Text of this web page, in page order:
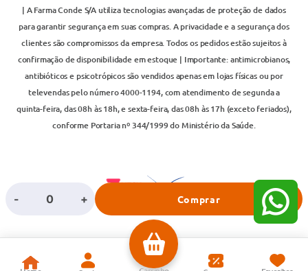
- + Comprar
| A Farma Conde S/A utiliza tecnologias avançadas de proteção de dados
para garantir segurança em suas compras. A privacidade e a segurança dos
clientes são compromissos da empresa. Todos os pedidos estão sujeitos à
confirmação de disponibilidade em estoque | Importante: antimicrobianos,
antibióticos e psicotrópicos são vendidos apenas em lojas físicas ou por
televendas pelo número 4000-1194, com atendimento de segunda a
quinta-feira, das 08h às 18h, e sexta-feira, das 08h às 17h (exceto feriados),
conforme Portaria nº 344/1999 do Ministério da Saúde.